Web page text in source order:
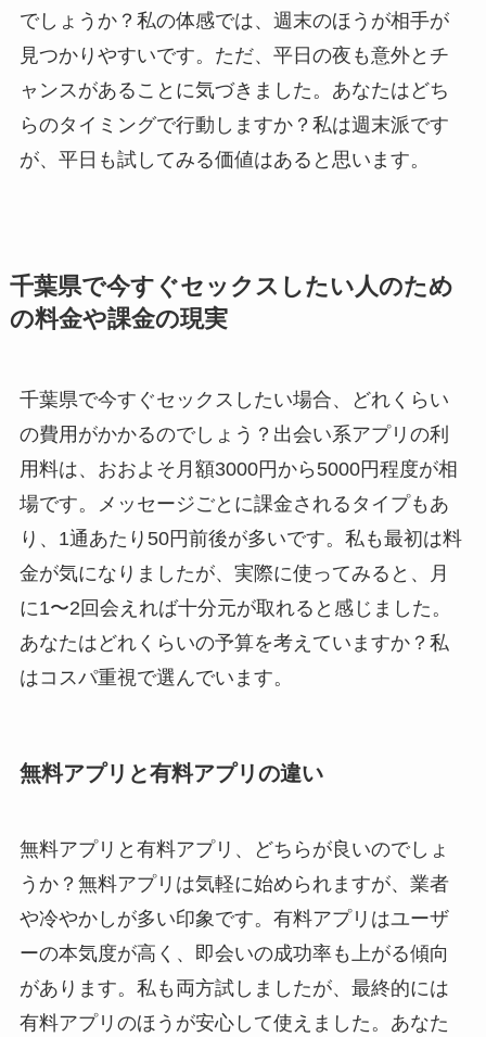
でしょうか？私の体感では、週末のほうが相手が
見つかりやすいです。ただ、平日の夜も意外とチ
ャンスがあることに気づきました。あなたはどち
らのタイミングで行動しますか？私は週末派です
が、平日も試してみる価値はあると思います。
千葉県で今すぐセックスしたい人のため
の料金や課金の現実
千葉県で今すぐセックスしたい場合、どれくらい
の費用がかかるのでしょう？出会い系アプリの利
用料は、おおよそ月額3000円から5000円程度が相
場です。メッセージごとに課金されるタイプもあ
り、1通あたり50円前後が多いです。私も最初は料
金が気になりましたが、実際に使ってみると、月
に1〜2回会えれば十分元が取れると感じました。
あなたはどれくらいの予算を考えていますか？私
はコスパ重視で選んでいます。
無料アプリと有料アプリの違い
無料アプリと有料アプリ、どちらが良いのでしょ
うか？無料アプリは気軽に始められますが、業者
や冷やかしが多い印象です。有料アプリはユーザ
ーの本気度が高く、即会いの成功率も上がる傾向
があります。私も両方試しましたが、最終的には
有料アプリのほうが安心して使えました。あなた